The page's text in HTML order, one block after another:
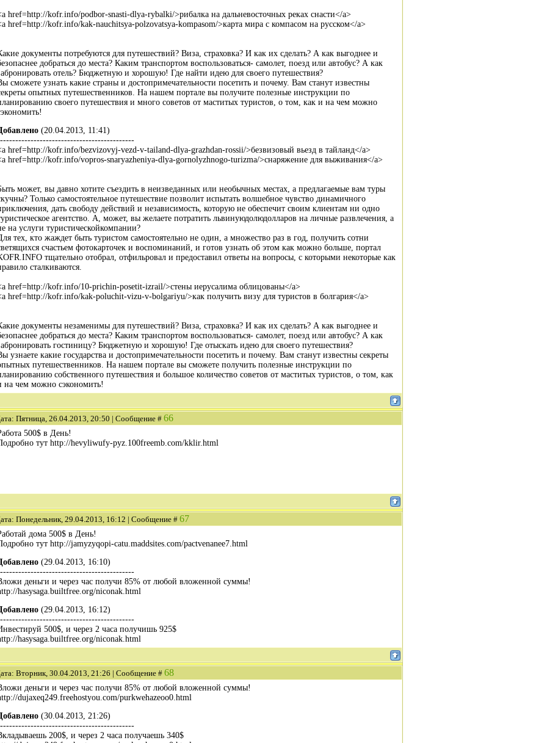
href=http://kofr.info/podbor-snasti-dlya-rybalki/>рибалка на дальневосточных реках снасти</a>
href=http://kofr.info/kak-nauchitsya-polzovatsya-kompasom/>карта мира с компасом на русском</a>
документы потребуются для путешествий? Виза, страховка? И как их сделать? А как выгоднее и
добраться до места? Каким транспортом воспользоваться- самолет, поезд или автобус? А как
отель? Бюджетную и хорошую! Где найти идею для своего путешествия?
сможете узнать какие страны и достопримечательности посетить и почему. Вам станут известны
опытных путешественников. На нашем портале вы получите полезные инструкции по
своего путешествия и много советов от маститых туристов, о том, как и на чем можно
(20.04.2013, 11:41)
href=http://kofr.info/bezvizovyj-vezd-v-tailand-dlya-grazhdan-rossii/>безвизовый вьезд в тайланд</a>
href=http://kofr.info/vopros-snaryazheniya-dlya-gornolyzhnogo-turizma/>снаряжение для выживания</a>
может, вы давно хотите съездить в неизведанных или необычных местах, а предлагаемые вам туры
Только самостоятельное путешествие позволит испытать волшебное чувство динамичного
дать свободу действий и независимость, которую не обеспечит своим клиентам ни одно
агентство. А, может, вы желаете потратить львинуюдолюдолларов на личные развлечения, а
на услуги туристическойкомпании?
тех, кто жаждет быть туристом самостоятельно не один, а множество раз в год, получить сотни
счастьем фотокарточек и воспоминаний, и готов узнать об этом как можно больше, портал
тщательно отобрал, отфильровал и предоставил ответы на вопросы, с которыми некоторые как
сталкиваются.
href=http://kofr.info/10-prichin-posetit-izrail/>стены иерусалима облицованы</a>
href=http://kofr.info/kak-poluchit-vizu-v-bolgariyu/>как получить визу для туристов в болгария</a>
документы незаменимы для путешествий? Виза, страховка? И как их сделать? А как выгоднее и
добраться до места? Каким транспортом воспользоваться- самолет, поезд или автобус? А как
гостиницу? Бюджетную и хорошую! Где отыскать идею для своего путешествия?
узнаете какие государства и достопримечательности посетить и почему. Вам станут известны секреты
путешественников. На нашем портале вы сможете получить полезные инструкции по
собственного путешествия и большое количество советов от маститых туристов, о том, как
на чем можно сэкономить!
Пятница, 26.04.2013, 20:50 | Сообщение # 66
500$ в День!
тут http://hevyliwufy-pyz.100freemb.com/kklir.html
Понедельник, 29.04.2013, 16:12 | Сообщение # 67
дома 500$ в День!
тут http://jamyzyqopi-catu.maddsites.com/pactvenanee7.html
(29.04.2013, 16:10)
деньги и через час получи 85% от любой вложенной суммы!
hasysaga.builtfree.org/niconak.html
(29.04.2013, 16:12)
500$, и через 2 часа получишь 925$
hasysaga.builtfree.org/niconak.html
Вторник, 30.04.2013, 21:26 | Сообщение # 68
деньги и через час получи 85% от любой вложенной суммы!
dujaxeq249.freehostyou.com/purkwehazeoo0.html
(30.04.2013, 21:26)
200$, и через 2 часа получаешь 340$